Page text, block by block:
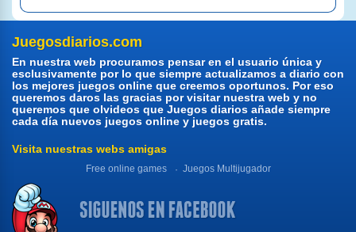
Juegosdiarios.com
En nuestra web procuramos pensar en el usuario única y
esclusivamente por lo que siempre actualizamos a diario con
los mejores juegos online que creemos oportunos. Por eso
queremos daros las gracias por visitar nuestra web y no
queremos que olvideos que Juegos diarios añade siempre
cada día nuevos juegos online y juegos gratis.
Visita nuestras webs amigas
Free online games Juegos Multijugador